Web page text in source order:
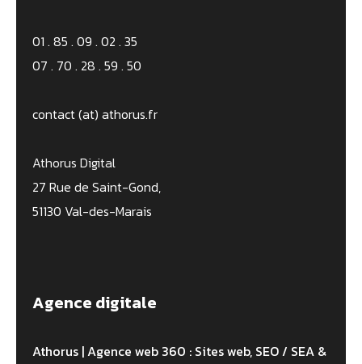
01 . 85 . 09 . 02 . 35
07 . 70 . 28 . 59 . 50
contact (at) athorus.fr
Athorus Digital
27 Rue de Saint-Gond,
51130 Val-des-Marais
Agence digitale
Athorus | Agence web 360 : Sites web, SEO / SEA &